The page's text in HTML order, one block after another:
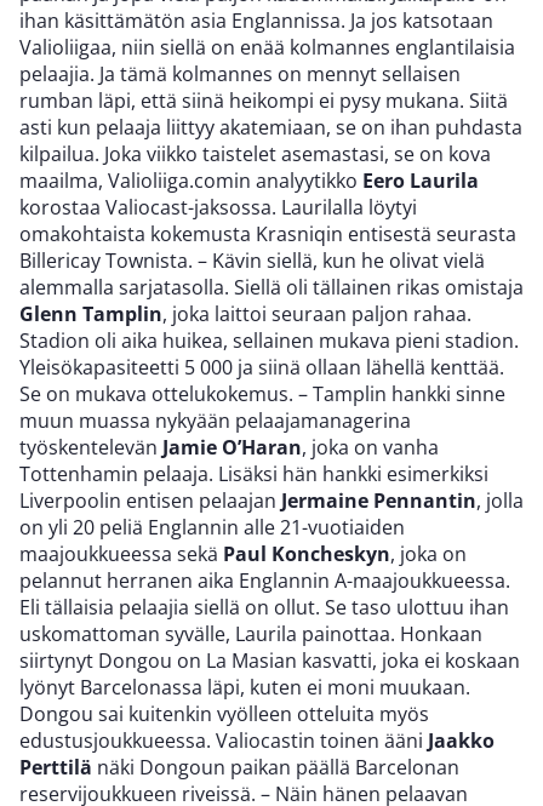
ihan käsittämätön asia Englannissa. Ja jos katsotaan
Valioliigaa, niin siellä on enää kolmannes englantilaisia
pelaajia. Ja tämä kolmannes on mennyt sellaisen
rumban läpi, että siinä heikompi ei pysy mukana. Siitä
asti kun pelaaja liittyy akatemiaan, se on ihan puhdasta
kilpailua. Joka viikko taistelet asemastasi, se on kova
maailma, Valioliiga.comin analyytikko Eero Laurila
korostaa Valiocast-jaksossa. Laurilalla löytyi
omakohtaista kokemusta Krasniqin entisestä seurasta
Billericay Townista. – Kävin siellä, kun he olivat vielä
alemmalla sarjatasolla. Siellä oli tällainen rikas omistaja
Glenn Tamplin, joka laittoi seuraan paljon rahaa.
Stadion oli aika huikea, sellainen mukava pieni stadion.
Yleisökapasiteetti 5 000 ja siinä ollaan lähellä kenttää.
Se on mukava ottelukokemus. – Tamplin hankki sinne
muun muassa nykyään pelaajamanagerina
työskentelevän Jamie O’Haran, joka on vanha
Tottenhamin pelaaja. Lisäksi hän hankki esimerkiksi
Liverpoolin entisen pelaajan Jermaine Pennantin, jolla
on yli 20 peliä Englannin alle 21-vuotiaiden
maajoukkueessa sekä Paul Koncheskyn, joka on
pelannut herranen aika Englannin A-maajoukkueessa.
Eli tällaisia pelaajia siellä on ollut. Se taso ulottuu ihan
uskomattoman syvälle, Laurila painottaa. Honkaan
siirtynyt Dongou on La Masian kasvatti, joka ei koskaan
lyönyt Barcelonassa läpi, kuten ei moni muukaan.
Dongou sai kuitenkin vyölleen otteluita myös
edustusjoukkueessa. Valiocastin toinen ääni Jaakko
Perttilä näki Dongoun paikan päällä Barcelonan
reservijoukkueen riveissä. – Näin hänen pelaavan